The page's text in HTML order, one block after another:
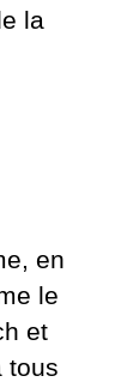
la
en
le
et
tous